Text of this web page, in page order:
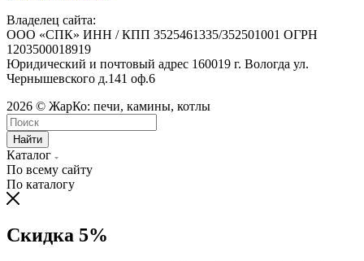
Владелец сайта:
ООО «СПК» ИНН / КПП 3525461335/352501001 ОГРН
1203500018919
Юридический и почтовый адрес 160019 г. Вологда ул.
Чернышевского д.141 оф.6
2026 © ЖарКо: печи, камины, котлы
Найти
Каталог
По всему сайту
По каталогу
Скидка 5%